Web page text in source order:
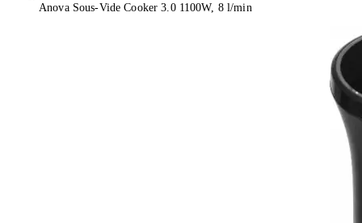
Anova Sous-Vide Cooker 3.0 1100W, 8 l/min